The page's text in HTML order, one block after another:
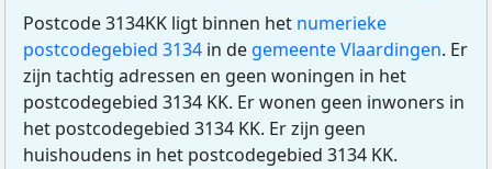
Postcode 3134KK ligt binnen het numerieke
postcodegebied 3134 in de gemeente Vlaardingen. Er
zijn tachtig adressen en geen woningen in het
postcodegebied 3134 KK. Er wonen geen inwoners in
het postcodegebied 3134 KK. Er zijn geen
huishoudens in het postcodegebied 3134 KK.